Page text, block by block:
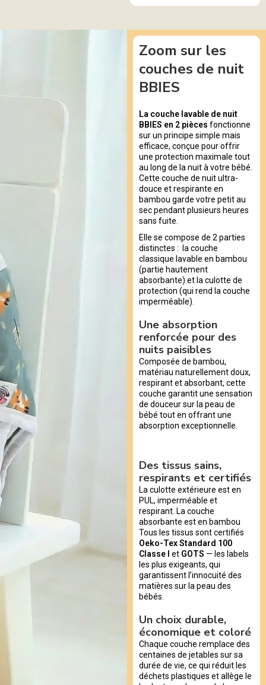
Zoom sur les
couches de nuit
BBIES
La couche lavable de nuit
BBIES en 2 pièces fonctionne
sur un principe simple mais
efficace, conçue pour offrir
une protection maximale tout
au long de la nuit à votre bébé.
Cette couche de nuit ultra-
douce et respirante en
bambou garde votre petit au
sec pendant plusieurs heures
sans fuite.
Elle se compose de 2 parties
distinctes : la couche
classique lavable en bambou
(partie hautement
absorbante) et la culotte de
protection (qui rend la couche
imperméable).
Une absorption
renforcée pour des
nuits paisibles
Composée de bambou,
matériau naturellement doux,
respirant et absorbant, cette
couche garantit une sensation
de douceur sur la peau de
bébé tout en offrant une
absorption exceptionnelle.
Des tissus sains,
respirants et certifiés
La culotte extérieure est en
PUL, imperméable et
respirant. La couche
absorbante est en bambou
Tous les tissus sont certifiés
Oeko-Tex Standard 100
Classe I
et GOTS — les labels
les plus exigeants, qui
garantissent l’innocuité des
matières sur la peau des
bébés.
Un choix durable,
économique et coloré
Chaque couche remplace des
centaines de jetables sur sa
durée de vie, ce qui réduit les
déchets plastiques et allège le